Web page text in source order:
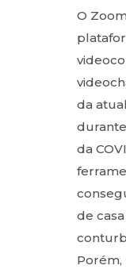
O
da
da
de
Porém,